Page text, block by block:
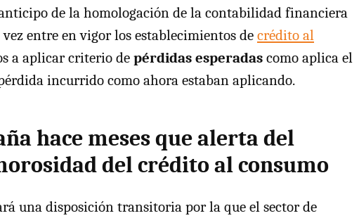
de la homologación de la contabilidad financiera
vez entre en vigor los establecimientos de crédito al
a aplicar criterio de pérdidas esperadas como aplica el
incurrido como ahora estaban aplicando.
hace meses que alerta del
del crédito al consumo
una disposición transitoria por la que el sector de